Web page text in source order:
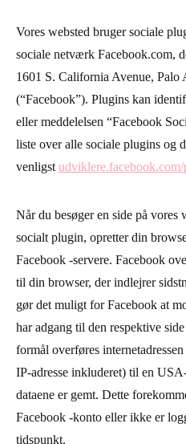
Vores websted bruger sociale
sociale netværk Facebook.com,
1601 S. California Avenue,
(“Facebook”). Plugins kan
eller meddelelsen “Facebook
liste over alle sociale plugins og
venligst
Når du besøger en side på vores
socialt plugin, opretter din
Facebook -servere. Facebook
til din browser, der indlejrer
gør det muligt for Facebook at
har adgang til den respektive
formål overføres
IP-adresse inkluderet) til en
dataene er gemt. Dette
Facebook -konto eller ikke er
tidspunkt.